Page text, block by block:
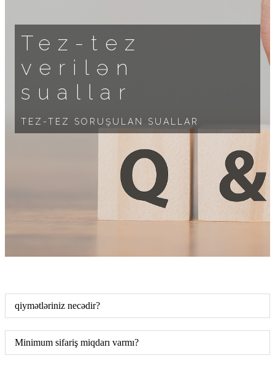
Tez-tez
verilən
suallar
TEZ-TEZ SORUŞULAN SUALLAR
qiymətləriniz necədir?
Minimum sifariş miqdarı varmı?